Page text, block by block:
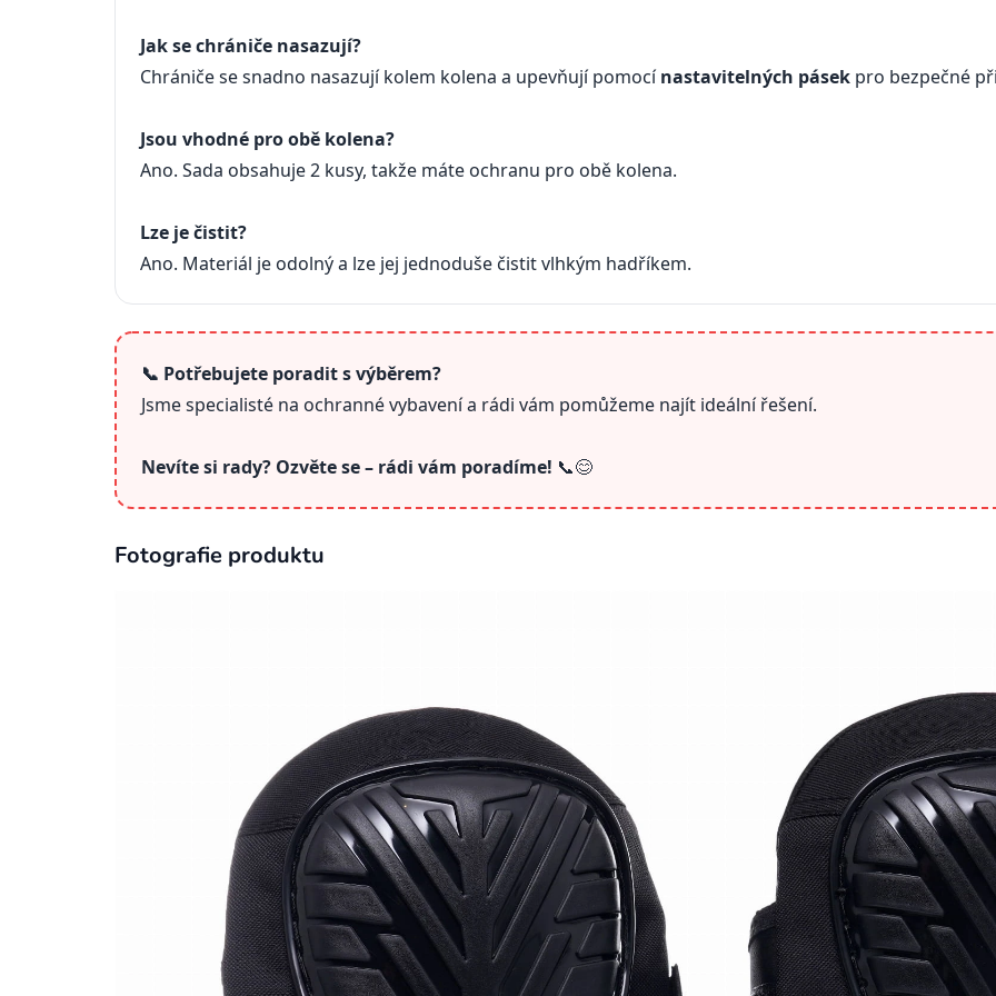
Jak se chrániče nasazují?
Chrániče se snadno nasazují kolem kolena a upevňují pomocínastavitelných pásek pro bezpečné
Jsou vhodné pro obě kolena?
Ano. Sada obsahuje 2 kusy, takže máte ochranu pro obě kolena.
Lze je čistit?
Ano. Materiál je odolný a lze jej jednoduše čistit vlhkým hadříkem.
📞 Potřebujete poradit s výběrem?
Jsme specialisté na ochranné vybavení a rádi vám pomůžeme najít ideální řešení.
Nevíte si rady? Ozvěte se – rádi vám poradíme! 📞😊
Fotografie produktu